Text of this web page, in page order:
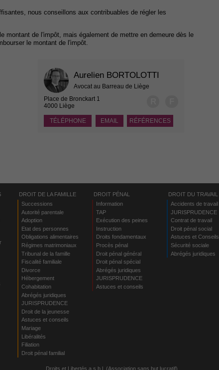
nous conseillons aux contribuables de régler les
montant de l'impôt, mais également de mettre en demeure dès le
le montant de l'impôt.
Aurelien BORTOLOTTI
Avocat au Barreau de Liège
Place de Bronckart 1
4000 Liège
TÉLÉPHONE EMAIL RÉFÉRENCES
DROIT DE LA FAMILLE
Successions
Autorité parentale
Adoption
Etat des personnes
Obligations alimentaires
Régimes matrimoniaux
Tribunal de la famille
Fiscalité familiale
Divorce
Hébergement
Cohabitation
Abrégés juridiques
JURISPRUDENCE
Droit de la jeunesse
Astuces et conseils
Mariage
Libéralités
Filiation
Droit pénal familial
DROIT PÉNAL
Information
TAP
Exécution des peines
Instruction
Droits fondamentaux
Procès pénal
Droit pénal général
Droit pénal spécial
Abrégés juridiques
JURISPRUDENCE
Astuces et conseils
DROIT DU TRAVAIL
Accidents de travail
JURISPRUDENCE
Contrat de travail
Droit pénal social
Astuces et Conseils
Sécurité sociale
Abrégés juridiques
Droits et Libertés a.s.b.l. (Association sans but lucratif)